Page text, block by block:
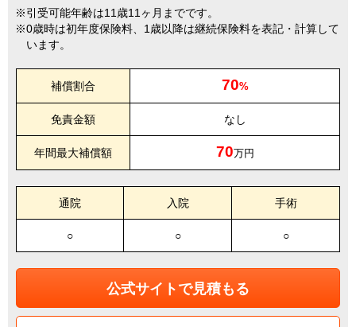
引受可能年齢は11歳11ヶ月までです。
0歳時は初年度保険料、1歳以降は継続保険料を表記・計算して
います。
補償割合 70%
免責金額 なし
年間最大補償額 70万円
通院 入院 手術
○ ○ ○
公式サイトで見積もる